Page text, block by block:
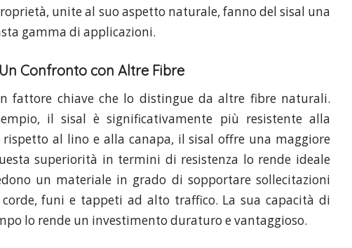
unite al suo aspetto naturale, fanno del sisal una
gamma di applicazioni.
Confronto con Altre Fibre
fattore chiave che lo distingue da altre fibre naturali.
il sisal è significativamente più resistente alla
rispetto al lino e alla canapa, il sisal offre una maggiore
superiorità in termini di resistenza lo rende ideale
un materiale in grado di sopportare sollecitazioni
corde, funi e tappeti ad alto traffico. La sua capacità di
lo rende un investimento duraturo e vantaggioso.